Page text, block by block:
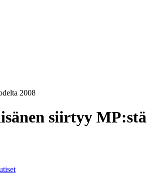
2008
siirtyy MP:stä